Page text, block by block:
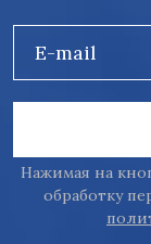
E-mail
Нажимая на
обработку